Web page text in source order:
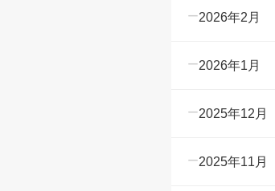
2026年2月
2026年1月
2025年12月
2025年11月